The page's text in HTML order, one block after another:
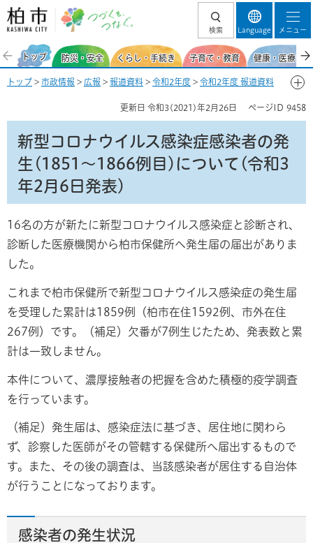
柏市 つづくを、
検索 Language メニュー
トップ 防災・安全 くらし・手続き 子育て・教育 健康・医療・
トップ > 市政情報 > 広報 > 報道資料 > 令和2年度 > 令和2年度 報道資料
染者の発生(1851～1866例目)について(令和3年2月6日発表)
更新日 令和3(2021)年2月26日 ページID 9458
新型コロナウイルス感染症感染者の発
生(1851～1866例目)について(令和3
年2月6日発表)
16名の方が新たに新型コロナウイルス感染症と診断され、
診断した医療機関から柏市保健所へ発生届の届出がありま
した。
これまで柏市保健所で新型コロナウイルス感染症の発生届
を受理した累計は1859例（柏市在住1592例、市外在住
267例）です。（補足）欠番が7例生じたため、発表数と累
計は一致しません。
本件について、濃厚接触者の把握を含めた積極的疫学調査
を行っています。
（補足）発生届は、感染症法に基づき、居住地に関わら
ず、診察した医師がその管轄する保健所へ届出するもので
す。また、その後の調査は、当該感染者が居住する自治体
が行うことになっております。
感染者の発生状況